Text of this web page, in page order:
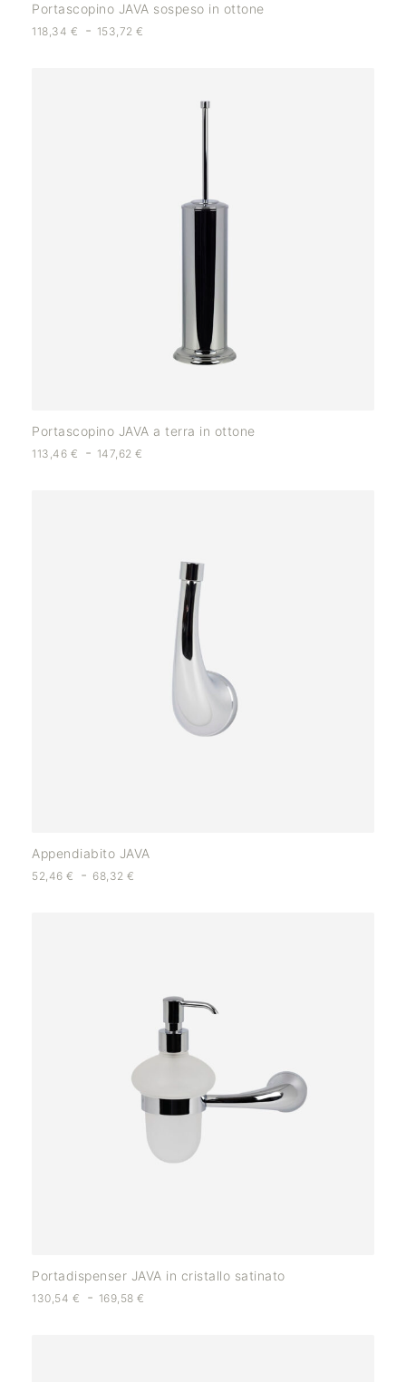
Portascopino JAVA sospeso in ottone
118,34 € - 153,72€
Portascopino JAVA a terra in ottone
113,46 € - 147,62€
Appendiabito JAVA
52,46 € - 68,32€
Portadispenser JAVA in cristallo satinato
130,54 € - 169,58€